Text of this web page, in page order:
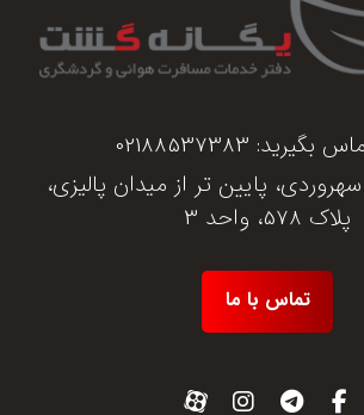
بگیرید: 02188537383
پایین تر از میدان پالیزی،
پلاک 578، واحد 3
تماس با ما